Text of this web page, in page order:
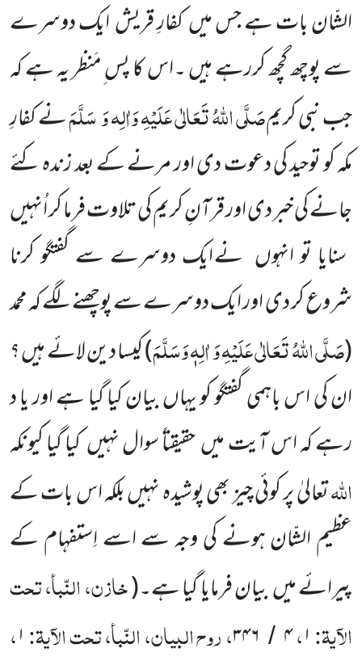
الشّان بات ہے جس میںکفارِ قریشایک دوسرے
سے پوچھ گچھ کررہے ہیں ۔اس کا پس ِمَنظر یہ ہے کہ
جب نبی کریمصَلَّی اللّٰہُ تَعَالٰی عَلَیْہِ وَاٰلِہ وَسَلَّمَنے کفارِ
مکہ کو توحید کی دعوت دی اور مرنے کے بعد زندہ کئے
جانے کی خبر دی اور قرآنِ کریم کی تلاوت فرما کر اُنہیں
سنایا تو انہوں نے ایک دوسرے سے گفتگو کرنا
شروع کر دیاور ایک دوسرے سے پوچھنے لگے کہ محمد
(صَلَّی اللّٰہُ تَعَالٰی عَلَیْہِ وَاٰلِہٖ وَسَلَّمَ)کیسا دین لائے ہیں ؟
ان کی اس باہمی گفتگو کو یہاں بیان کیا گیا ہے اور یا د
رہے کہ اس آیت میںحقیقتاً سوالنہیںکیا گیا کیونکہ
اللّٰہتعالیٰ پر کوئی چیز بھی پوشیدہ نہیں بلکہ اس بات کے
عظیم الشّان ہونے کی وجہ سے اسے اِستفہام کے
پیرائے میںبیان فرمایا گیا ہے۔(خازن، النّبأ، تحت
الآیۃ:۱،۴ / ۳۴۶، روح البیان، النّبأ، تحت الآیۃ:۱،